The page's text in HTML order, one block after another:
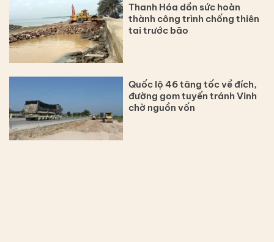
Thanh Hóa dồn sức hoàn
thành công trình chống thiên
tai trước bão
Quốc lộ 46 tăng tốc về đích,
đường gom tuyến tránh Vinh
chờ nguồn vốn